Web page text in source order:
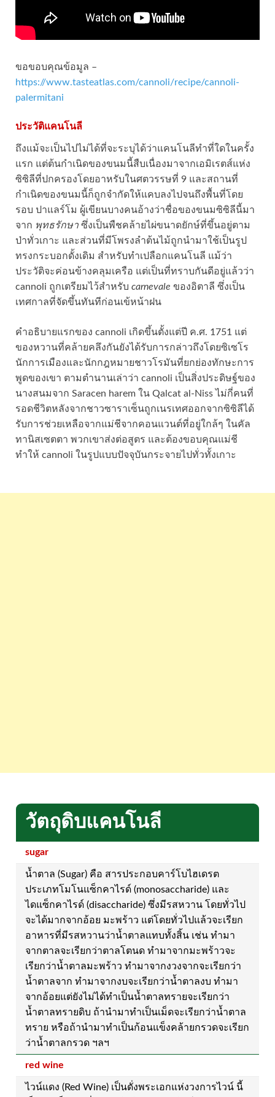
ขอขอบคุณข้อมูล –
https://www.tasteatlas.com/cannoli/recipe/cannoli-
palermitani
ประวัติแคนโนลี
ถึงแม้จะเป็นไปไม่ได้ที่จะระบุได้ว่าแคนโนลีทำที่ใดในครั้ง
แรก แต่ต้นกำเนิดของขนมนี้สืบเนื่องมาจากเอมิเรตส์แห่ง
ซิซิลีที่ปกครองโดยอาหรับในศตวรรษที่ 9 และสถานที่
กำเนิดของขนมนี้ก็ถูกจำกัดให้แคบลงไปจนถึงพื้นที่โดย
รอบ ปาแลร์โม ผู้เขียนบางคนอ้างว่าชื่อของขนมซิซิลีนี้มา
จาก พุทธรักษา ซึ่งเป็นพืชคล้ายไผ่ขนาดยักษ์ที่ขึ้นอยู่ตาม
ป่าทั่วเกาะ และส่วนที่มีโพรงลำต้นไม้ถูกนำมาใช้เป็นรูป
ทรงกระบอกดั้งเดิม สำหรับทำเปลือกแคนโนลี แม้ว่า
ประวัติจะค่อนข้างคลุมเครือ แต่เป็นที่ทราบกันดีอยู่แล้วว่า
cannoli ถูกเตรียมไว้สำหรับ carnevale ของอิตาลี ซึ่งเป็น
เทศกาลที่จัดขึ้นทันทีก่อนเข้หน้าฝน
คำอธิบายแรกของ cannoli เกิดขึ้นตั้งแต่ปี ค.ศ. 1751 แต่
ของหวานที่คล้ายคลึงกันยังได้รับการกล่าวถึงโดยซิเซโร
นักการเมืองและนักกฎหมายชาวโรมันที่ยกย่องทักษะการ
พูดของเขา ตามตำนานเล่าว่า cannoli เป็นสิ่งประดิษฐ์ของ
นางสนมจาก Saracen harem ใน Qalcat al-Niss ไม่กี่คนที่
รอดชีวิตหลังจากชาวซาราเซ็นถูกเนรเทศออกจากซิซิลีได้
รับการช่วยเหลือจากแม่ชีจากคอนแวนต์ที่อยู่ใกล้ๆ ในคัล
ทานิสเซตตา พวกเขาส่งต่อสูตร และต้องขอบคุณแม่ชี
ทำให้ cannoli ในรูปแบบปัจจุบันกระจายไปทั่วทั้งเกาะ
วัตถุดิบแคนโนลี
sugar
น้ำตาล (Sugar) คือ สารประกอบคาร์โบไฮเดรต
ประเภทโมโนแซ็กคาไรด์ (monosaccharide) และ
ไดแซ็กคาไรด์ (disaccharide) ซึ่งมีรสหวาน โดยทั่วไป
จะได้มากจากอ้อย มะพร้าว แต่โดยทั่วไปแล้วจะเรียก
อาหารที่มีรสหวานว่าน้ำตาลแทบทั้งสิ้น เช่น ทำมา
จากตาลจะเรียกว่าตาลโตนด ทำมาจากมะพร้าวจะ
เรียกว่าน้ำตาลมะพร้าว ทำมาจากงวงจากจะเรียกว่า
น้ำตาลจาก ทำมาจากงบจะเรียกว่าน้ำตาลงบ ทำมา
จากอ้อยแต่ยังไม่ได้ทำเป็นน้ำตาลทรายจะเรียกว่า
น้ำตาลทรายดิบ ถ้านำมาทำเป็นเม็ดจะเรียกว่าน้ำตาล
ทราย หรือถ้านำมาทำเป็นก้อนแข็งคล้ายกรวดจะเรียก
ว่าน้ำตาลกรวด ฯลฯ
red wine
ไวน์แดง (Red Wine) เป็นดั่งพระเอกแห่งวงการไวน์ นี้